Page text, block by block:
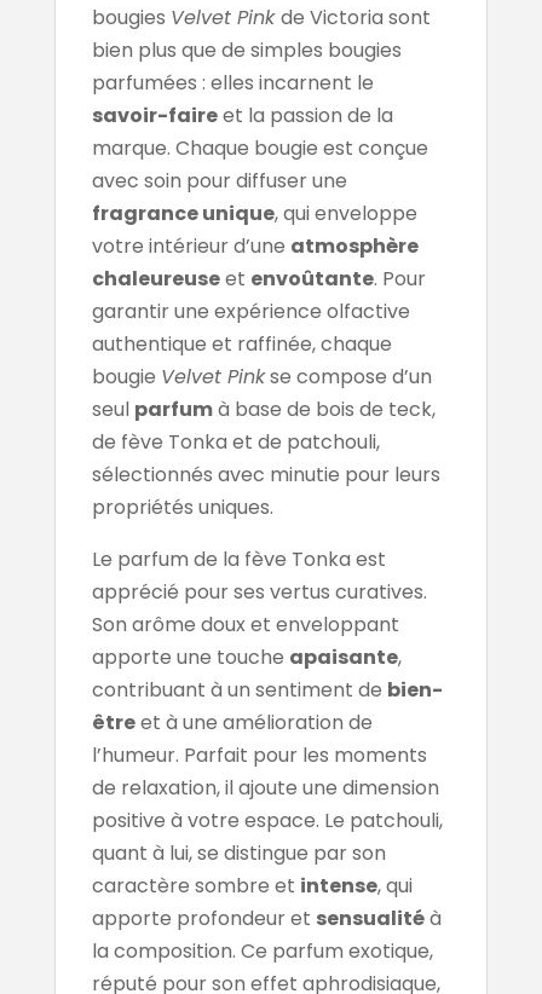
bougies Velvet Pinkde Victoria sont
bien plus que de simples bougies
parfumées : elles incarnent le
savoir-faireet la passion de la
marque. Chaque bougie est conçue
avec soin pour diffuser une
fragrance unique, qui enveloppe
votre intérieur d’une atmosphère
chaleureuseet envoûtante. Pour
garantir une expérience olfactive
authentique et raffinée, chaque
bougie Velvet Pinkse compose d’un
seul parfumà base de bois de teck,
de fève Tonka et de patchouli,
sélectionnés avec minutie pour leurs
propriétés uniques.
Le parfum de la fève Tonka est
apprécié pour ses vertus curatives.
Son arôme doux et enveloppant
apporte une touche apaisante,
contribuant à un sentiment de bien-
êtreet à une amélioration de
l’humeur. Parfait pour les moments
de relaxation, il ajoute une dimension
positive à votre espace. Le patchouli,
quant à lui, se distingue par son
caractère sombre et intense, qui
apporte profondeur et sensualitéà
la composition. Ce parfum exotique,
réputé pour son effet aphrodisiaque,